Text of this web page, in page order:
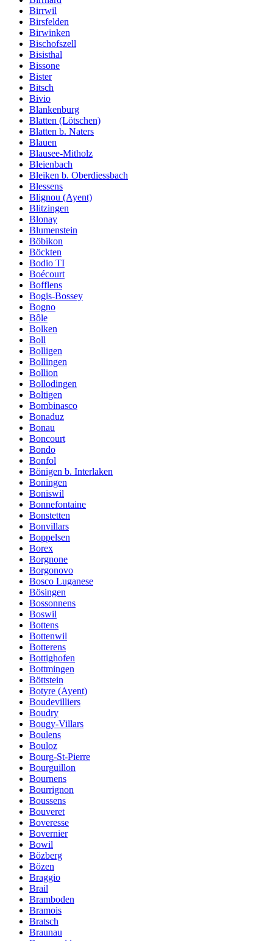
Birrwil
Birsfelden
Birwinken
Bischofszell
Bisisthal
Bissone
Bister
Bitsch
Bivio
Blankenburg
Blatten (Lötschen)
Blatten b. Naters
Blauen
Blausee-Mitholz
Bleienbach
Bleiken b. Oberdiessbach
Blessens
Blignou (Ayent)
Blitzingen
Blonay
Blumenstein
Böbikon
Böckten
Bodio TI
Boécourt
Bofflens
Bogis-Bossey
Bogno
Bôle
Bolken
Boll
Bolligen
Bollingen
Bollion
Bollodingen
Boltigen
Bombinasco
Bonaduz
Bonau
Boncourt
Bondo
Bonfol
Bönigen b. Interlaken
Boningen
Boniswil
Bonnefontaine
Bonstetten
Bonvillars
Boppelsen
Borex
Borgnone
Borgonovo
Bosco Luganese
Bösingen
Bossonnens
Boswil
Bottens
Bottenwil
Botterens
Bottighofen
Bottmingen
Böttstein
Botyre (Ayent)
Boudevilliers
Boudry
Bougy-Villars
Boulens
Bouloz
Bourg-St-Pierre
Bourguillon
Bournens
Bourrignon
Boussens
Bouveret
Boveresse
Bovernier
Bowil
Bözberg
Bözen
Braggio
Brail
Bramboden
Bramois
Bratsch
Braunau